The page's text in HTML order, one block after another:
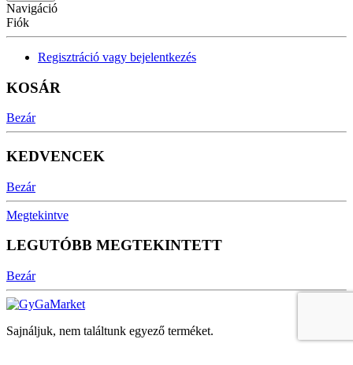
Navigáció
Fiók
Regisztráció vagy bejelentkezés
KOSÁR
Bezár
KEDVENCEK
Bezár
Megtekintve
LEGUTÓBB MEGTEKINTETT
Bezár
Sajnáljuk, nem találtunk egyező terméket.